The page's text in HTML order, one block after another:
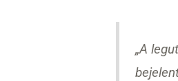
„A